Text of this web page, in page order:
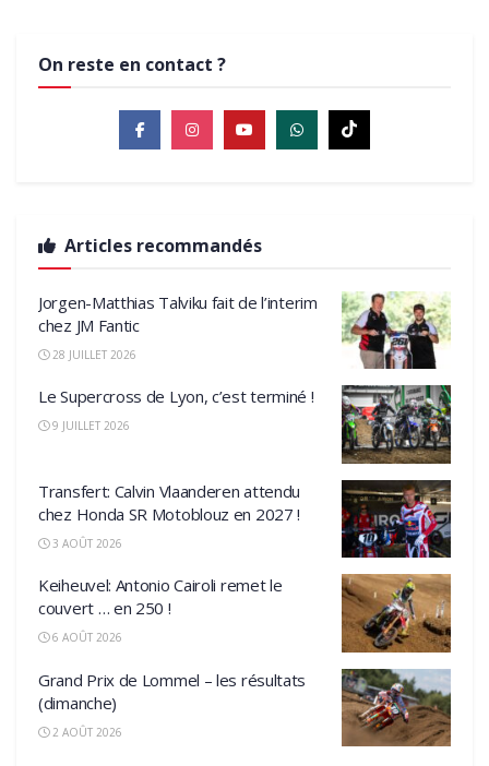
On reste en contact ?
Articles recommandés
Jorgen-Matthias Talviku fait de l’interim
chez JM Fantic
28 JUILLET 2026
Le Supercross de Lyon, c’est terminé !
9 JUILLET 2026
Transfert: Calvin Vlaanderen attendu
chez Honda SR Motoblouz en 2027 !
3 AOÛT 2026
Keiheuvel: Antonio Cairoli remet le
couvert … en 250 !
6 AOÛT 2026
Grand Prix de Lommel – les résultats
(dimanche)
2 AOÛT 2026